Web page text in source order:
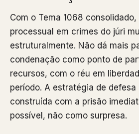
Com o Tema 1068
processual em crimes do júri
estruturalmente. Não dá mais
condenação como ponto de
recursos, com o réu em
período. A estratégia de defesa
construída com a prisão
possível, não como surpresa.